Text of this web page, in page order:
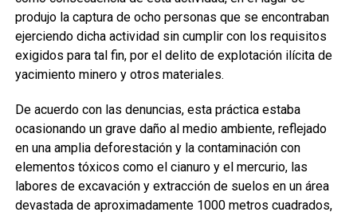
produjo la captura de ocho personas que se encontraban
ejerciendo dicha actividad sin cumplir con los requisitos
exigidos para tal fin, por el delito de explotación ilícita de
yacimiento minero y otros materiales.
De acuerdo con las denuncias, esta práctica estaba
ocasionando un grave daño al medio ambiente, reflejado
en una amplia deforestación y la contaminación con
elementos tóxicos como el cianuro y el mercurio, las
labores de excavación y extracción de suelos en un área
devastada de aproximadamente 1000 metros cuadrados,